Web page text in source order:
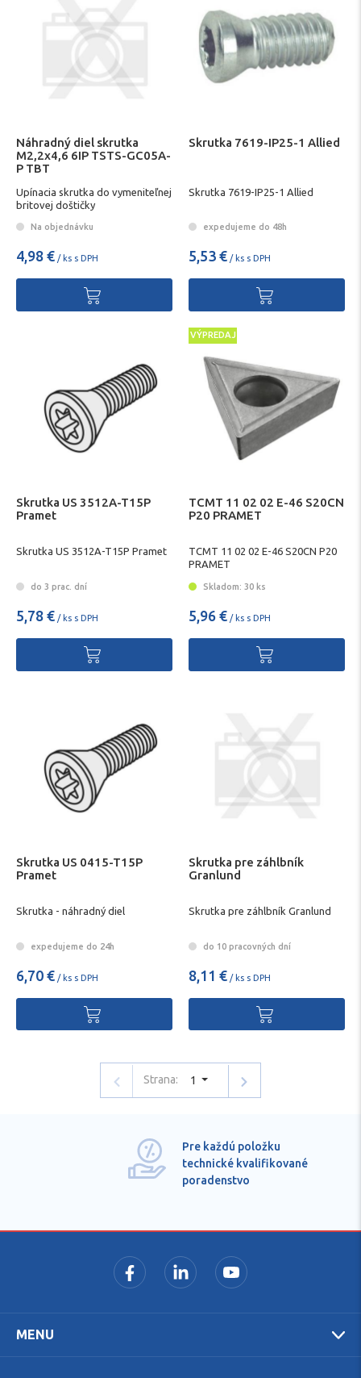
Náhradný diel skrutka
M2,2x4,6 6IP TSTS-GC05A-
P TBT
Upínacia skrutka do vymeniteľnej
britovej doštičky
Na objednávku
4,98 € / ks s DPH
Skrutka 7619-IP25-1 Allied
Skrutka 7619-IP25-1 Allied
expedujeme do 48h
5,53 € / ks s DPH
Skrutka US 3512A-T15P
Pramet
Skrutka US 3512A-T15P Pramet
do 3 prac. dní
5,78 € / ks s DPH
VÝPREDAJ
TCMT 11 02 02 E-46 S20CN
P20 PRAMET
TCMT 11 02 02 E-46 S20CN P20
PRAMET
Skladom: 30 ks
5,96 € / ks s DPH
Skrutka US 0415-T15P
Pramet
Skrutka - náhradný diel
expedujeme do 24h
6,70 € / ks s DPH
Skrutka pre záhlbník
Granlund
Skrutka pre záhlbník Granlund
do 10 pracovných dní
8,11 € / ks s DPH
Strana: 1
Pre každú položku
technické kvalifikované
poradenstvo
MENU